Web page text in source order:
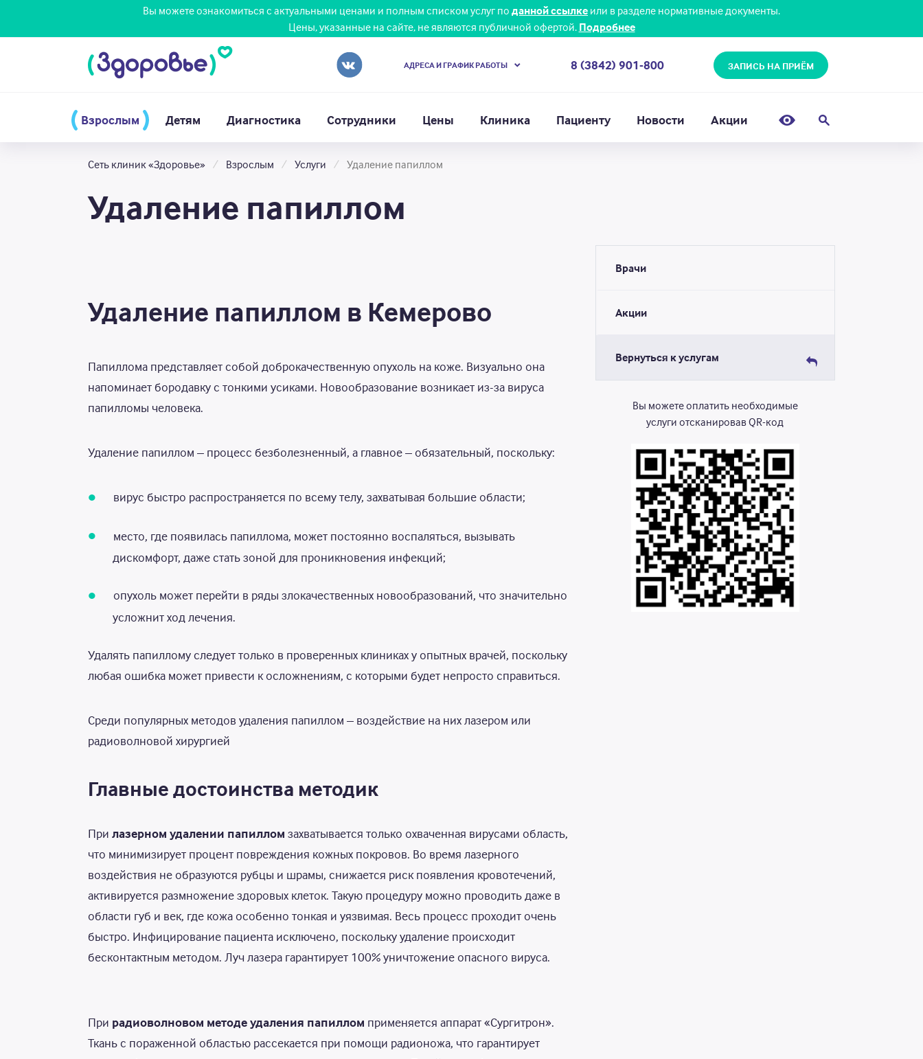
Вы можете ознакомиться с актуальными ценами и полным списком услуг по данной ссылке или в разделе нормативные документы.
Цены, указанные на сайте, не являются публичной офертой. Подробнее
АДРЕСА И ГРАФИК РАБОТЫ 8 (3842) 901-800 ЗАПИСЬ НА ПРИЁМ
Взрослым Детям Диагностика Сотрудники Цены Клиника Пациенту Новости Акции
Сеть клиник «Здоровье» Взрослым Услуги Удаление папиллом
Удаление папиллом
Удаление папиллом в Кемерово
Папиллома представляет собой доброкачественную опухоль на коже. Визуально она
напоминает бородавку с тонкими усиками. Новообразование возникает из-за вируса
папилломы человека.
Удаление папиллом – процесс безболезненный, а главное – обязательный, поскольку:
вирус быстро распространяется по всему телу, захватывая большие области;
место, где появилась папиллома, может постоянно воспаляться, вызывать
дискомфорт, даже стать зоной для проникновения инфекций;
опухоль может перейти в ряды злокачественных новообразований, что значительно
усложнит ход лечения.
Удалять папиллому следует только в проверенных клиниках у опытных врачей, поскольку
любая ошибка может привести к осложнениям, с которыми будет непросто справиться.
Среди популярных методов удаления папиллом – воздействие на них лазером или
радиоволновой хирургией
Главные достоинства методик
При лазерном удалении папиллом захватывается только охваченная вирусами область,
что минимизирует процент повреждения кожных покровов. Во время лазерного
воздействия не образуются рубцы и шрамы, снижается риск появления кровотечений,
активируется размножение здоровых клеток. Такую процедуру можно проводить даже в
области губ и век, где кожа особенно тонкая и уязвимая. Весь процесс проходит очень
быстро. Инфицирование пациента исключено, поскольку удаление происходит
бесконтактным методом. Луч лазера гарантирует 100% уничтожение опасного вируса.
При радиоволновом методе удаления папиллом применяется аппарат «Сургитрон».
Ткань с пораженной областью рассекается при помощи радионожа, что гарантирует
Врачи
Акции
Вернуться к услугам
Вы можете оплатить необходимые
услуги отсканировав QR-код